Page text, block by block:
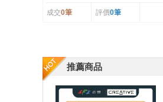
成交0筆 評價0筆
推薦商品